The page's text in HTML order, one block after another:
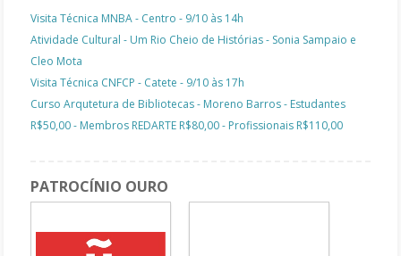
Visita Técnica MNBA - Centro - 9/10 às 14h
Atividade Cultural - Um Rio Cheio de Histórias - Sonia Sampaio e
Cleo Mota
Visita Técnica CNFCP - Catete - 9/10 às 17h
Curso Arqutetura de Bibliotecas - Moreno Barros - Estudantes
R$50,00 - Membros REDARTE R$80,00 - Profissionais R$110,00
PATROCÍNIO OURO